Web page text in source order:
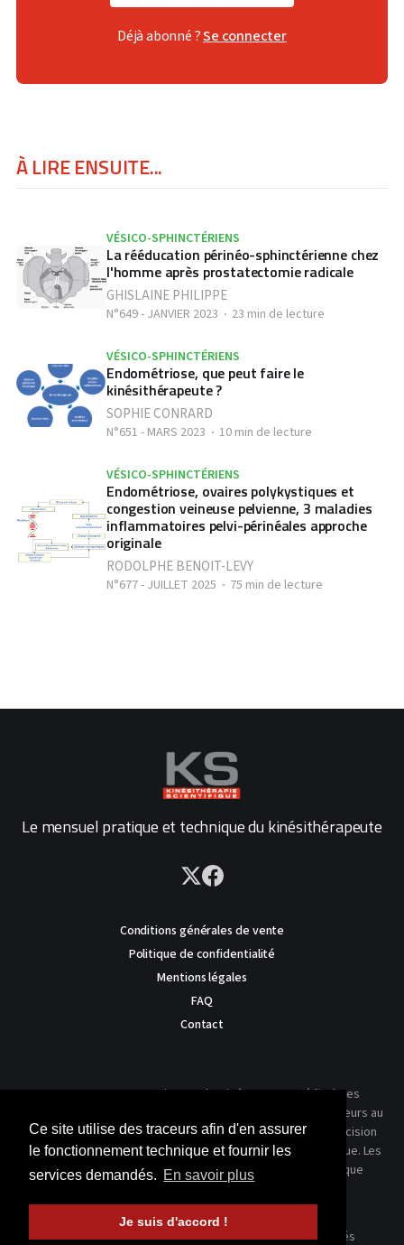
Ce site utilise des traceurs afin d'en assurer
le fonctionnement technique et fournir les
services demandés. En savoir plus
Je suis d'accord !
Déjà abonné ?Se connecter
À LIRE ENSUITE...
VÉSICO-SPHINCTÉRIENS
La rééducation périnéo-sphinctérienne chez
l'homme après prostatectomie radicale
GHISLAINE PHILIPPE
N°649 - JANVIER 2023 23 min de lecture
VÉSICO-SPHINCTÉRIENS
Endométriose, que peut faire le
kinésithérapeute ?
SOPHIE CONRARD
N°651 - MARS 2023 10 min de lecture
VÉSICO-SPHINCTÉRIENS
Endométriose, ovaires polykystiques et
congestion veineuse pelvienne, 3 maladies
inflammatoires pelvi-périnéales approche
originale
RODOLPHE BENOIT-LEVY
N°677 - JUILLET 2025 75 min de lecture
Le mensuel pratique et technique du kinésithérapeute
Conditions générales de vente
Politique de confidentialité
Mentions légales
FAQ
Contact
AVERTISSEMENT : Ce site est destiné au corps médical. Les
traitements présentés ne reflètent que l'expérience des auteurs au
moment où leur article a été publié dans notre journal. La décision
thérapeutique ne peut se prendre qu'après un examen clinique. Les
techniques publiées ici ne sauraient justifier une quelconque
© 2026 Kinésithérapie Scientifique - Tous droits réservés